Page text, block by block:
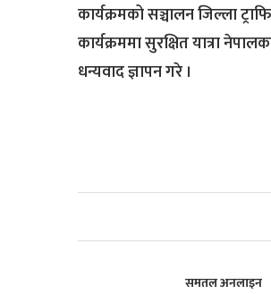
कार्यक्रमको सञ्चालन जिल्ला
कार्यक्रममा सुरक्षित यात्रा
धन्यवाद ज्ञापन गरे ।
समतल अनलाइन